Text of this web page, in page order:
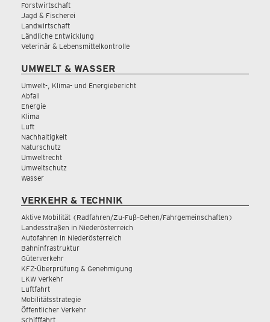
Forstwirtschaft
Jagd & Fischerei
Landwirtschaft
Ländliche Entwicklung
Veterinär & Lebensmittelkontrolle
UMWELT & WASSER
Umwelt-, Klima- und Energiebericht
Abfall
Energie
Klima
Luft
Nachhaltigkeit
Naturschutz
Umweltrecht
Umweltschutz
Wasser
VERKEHR & TECHNIK
Aktive Mobilität (Radfahren/Zu-Fuß-Gehen/Fahrgemeinschaften)
Landesstraßen in Niederösterreich
Autofahren in Niederösterreich
Bahninfrastruktur
Güterverkehr
KFZ-Überprüfung & Genehmigung
LKW Verkehr
Luftfahrt
Mobilitätsstrategie
Öffentlicher Verkehr
Schifffahrt